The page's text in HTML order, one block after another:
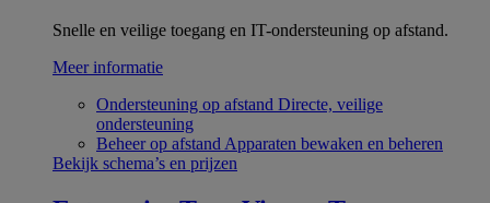
Snelle en veilige toegang en IT-ondersteuning op afstand.
Meer informatie
Ondersteuning op afstand Directe, veilige
ondersteuning
Beheer op afstand Apparaten bewaken en beheren
Bekijk schema’s en prijzen